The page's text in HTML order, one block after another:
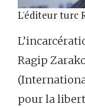
L'éditeur turc
Ragip
pour la